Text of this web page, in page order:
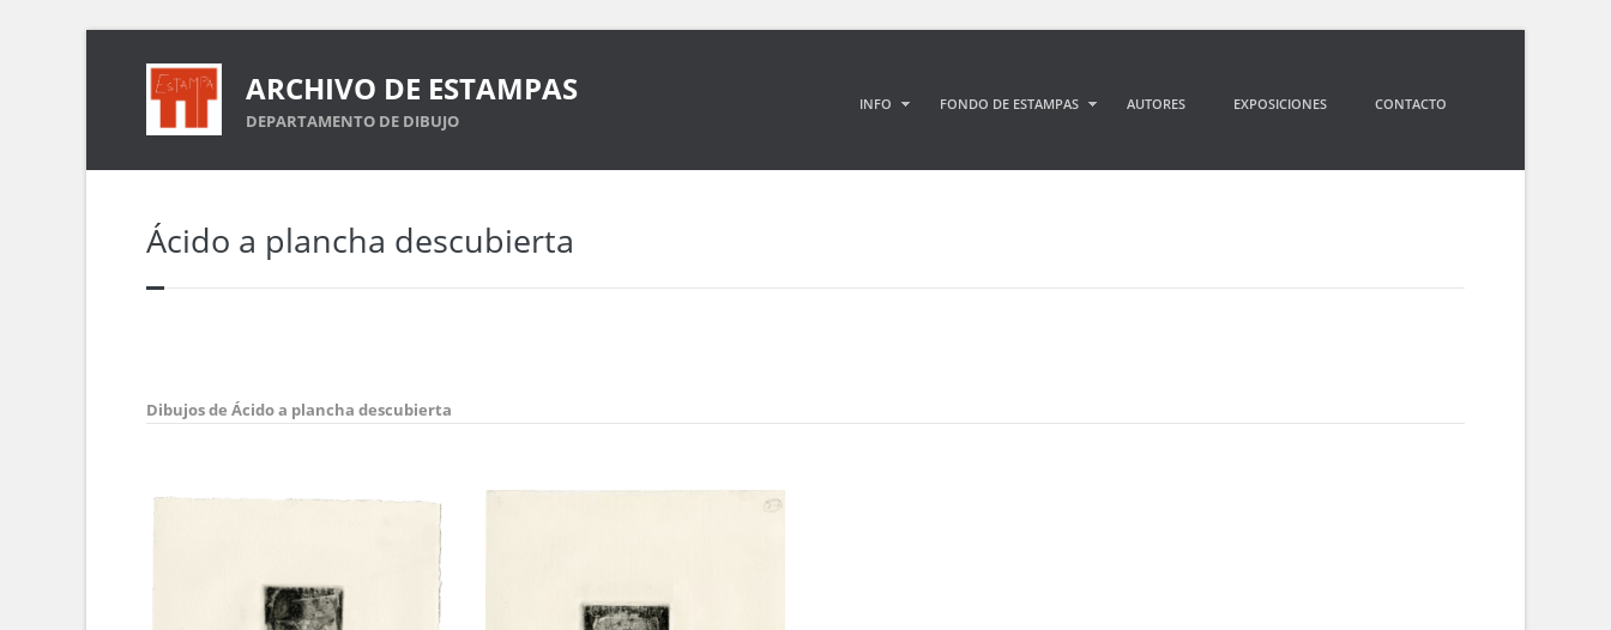
ARCHIVO DE ESTAMPAS
DEPARTAMENTO DE DIBUJO
INFO FONDO DE ESTAMPAS AUTORES EXPOSICIONES CONTACTO
Ácido a plancha descubierta
Dibujos de Ácido a plancha descubierta